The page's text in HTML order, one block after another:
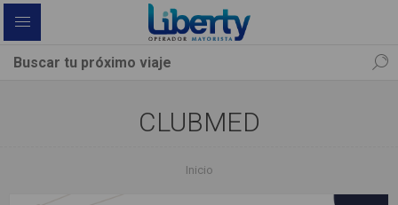
CLUBMED
Inicio